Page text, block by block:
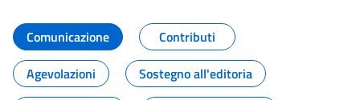
Tutti i contenuti della pagina
Comunicazione
Contributi
Agevolazioni
Sostegno all'editoria